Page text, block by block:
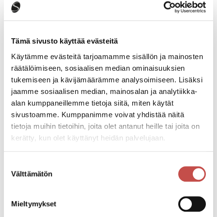
Tämä sivusto käyttää evästeitä
Käytämme evästeitä tarjoamamme sisällön ja mainosten
räätälöimiseen, sosiaalisen median ominaisuuksien
tukemiseen ja kävijämäärämme analysoimiseen. Lisäksi
jaamme sosiaalisen median, mainosalan ja analytiikka-
alan kumppaneillemme tietoja siitä, miten käytät
sivustoamme. Kumppanimme voivat yhdistää näitä
tietoja muihin tietoihin, joita olet antanut heille tai joita on
kerätty, kun olet käyttänyt heidän palvelujaan.
valinta
Välttämätön
Mieltymykset
jatkuminen on kriittistä kaupungin asukasveto- ja
Saarijärvelle valmistelussa oleva uusi
perhekeskus on kannatettava uudistus.
Kaupunki on sitoutunut kehittämään toimintaa
tiiviissä yhteistyössä Hyvinvointialueen kanssa ja mm.
tilatarpeisiin pystytään kaupungissa vastaamaan
hyvin.
Iltaruskon osalta Saarijärven kaupunki pyytää
hyvinvointi-aluetta vielä jatkamaan toimintaa